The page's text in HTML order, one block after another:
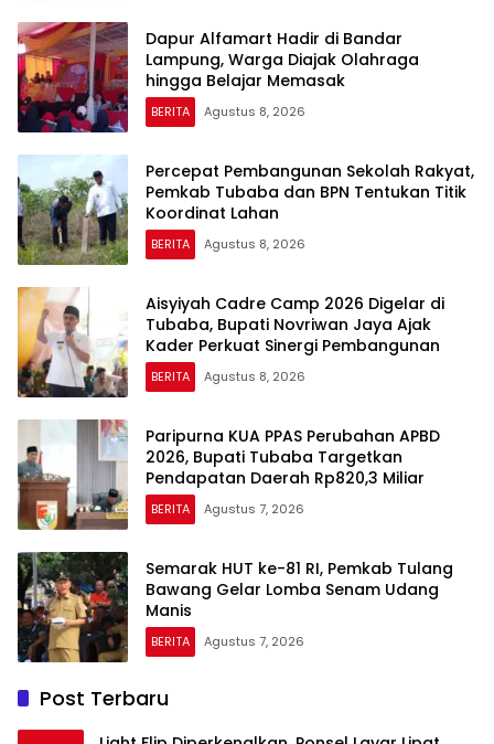
Dapur Alfamart Hadir di Bandar
Lampung, Warga Diajak Olahraga
hingga Belajar Memasak
BERITA Agustus 8, 2026
Percepat Pembangunan Sekolah Rakyat,
Pemkab Tubaba dan BPN Tentukan Titik
Koordinat Lahan
BERITA Agustus 8, 2026
Aisyiyah Cadre Camp 2026 Digelar di
Tubaba, Bupati Novriwan Jaya Ajak
Kader Perkuat Sinergi Pembangunan
BERITA Agustus 8, 2026
Paripurna KUA PPAS Perubahan APBD
2026, Bupati Tubaba Targetkan
Pendapatan Daerah Rp820,3 Miliar
BERITA Agustus 7, 2026
Semarak HUT ke-81 RI, Pemkab Tulang
Bawang Gelar Lomba Senam Udang
Manis
BERITA Agustus 7, 2026
Post Terbaru